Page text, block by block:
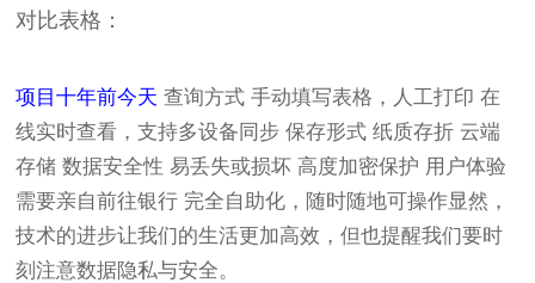
对比表格：
项目十年前今天 查询方式 手动填写表格，人工打印 在
线实时查看，支持多设备同步 保存形式 纸质存折 云端
存储 数据安全性 易丢失或损坏 高度加密保护 用户体验
需要亲自前往银行 完全自助化，随时随地可操作显然，
技术的进步让我们的生活更加高效，但也提醒我们要时
刻注意数据隐私与安全。